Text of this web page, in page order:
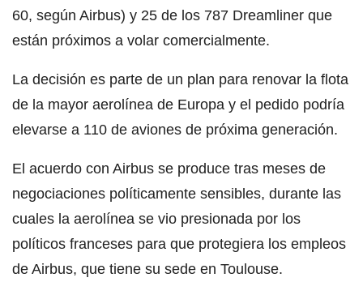
60, según Airbus) y 25 de los 787 Dreamliner que
están próximos a volar comercialmente.
La decisión es parte de un plan para renovar la flota
de la mayor aerolínea de Europa y el pedido podría
elevarse a 110 de aviones de próxima generación.
El acuerdo con Airbus se produce tras meses de
negociaciones políticamente sensibles, durante las
cuales la aerolínea se vio presionada por los
políticos franceses para que protegiera los empleos
de Airbus, que tiene su sede en Toulouse.